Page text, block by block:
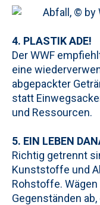
4. PLASTIK ADE!
Der WWF
eine
abgepackter
statt
und Ressourcen.
5. EIN LEBEN
Richtig getrennt
Kunststoffe und
Rohstoffe.
Gegenständen